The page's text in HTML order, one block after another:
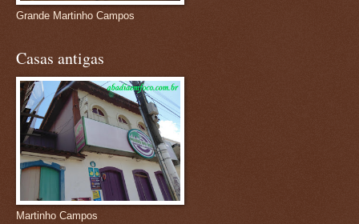
Grande Martinho Campos
Casas antigas
Martinho Campos